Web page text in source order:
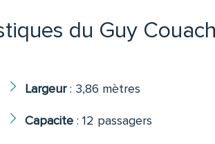
du Guy
Largeur: 3,86 mètres
Capacite :12 passagers